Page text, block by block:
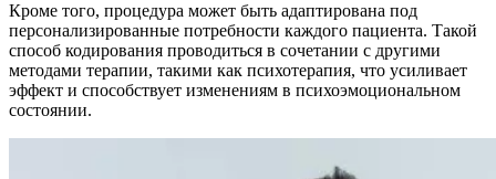
Кроме того, процедура может быть адаптирована под
персонализированные потребности каждого пациента. Такой
способ кодирования проводиться в сочетании с другими
методами терапии, такими как психотерапия, что усиливает
эффект и способствует изменениям в психоэмоциональном
состоянии.